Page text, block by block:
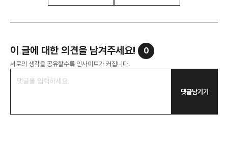
이 글에 대한 의견을 남겨주세요! 0
서로의 생각을 공유할수록 인사이트가 커집니다.
댓글남기기